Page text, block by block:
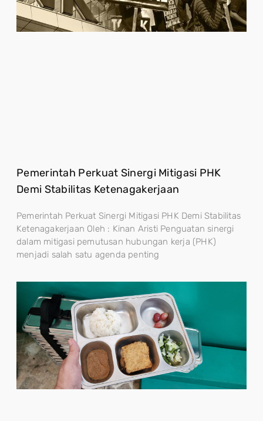
Pemerintah Perkuat Sinergi Mitigasi PHK
Demi Stabilitas Ketenagakerjaan
Pemerintah Perkuat Sinergi Mitigasi PHK Demi Stabilitas
Ketenagakerjaan Oleh : Kinan Aristi Penguatan sinergi
dalam mitigasi pemutusan hubungan kerja (PHK)
menjadi salah satu agenda penting